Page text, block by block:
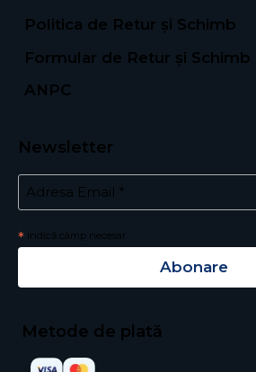
Politica de Retur și Schimb
Formular de Retur și Schimb
ANPC
Newsletter
Email Address*
* indică câmp necesar
Metode de plată